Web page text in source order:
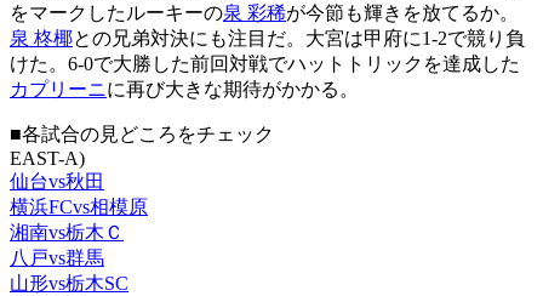
をマークしたルーキーの泉 彩稀が今節も輝きを放てるか。
泉 柊椰との兄弟対決にも注目だ。大宮は甲府に1-2で競り負
けた。6-0で大勝した前回対戦でハットトリックを達成した
カプリーニに再び大きな期待がかかる。
■各試合の見どころをチェック
EAST-A)
仙台vs秋田
横浜FCvs相模原
湘南vs栃木Ｃ
八戸vs群馬
山形vs栃木SC